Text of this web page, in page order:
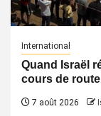
International
Quand Israël
cours de route
7 août 2026